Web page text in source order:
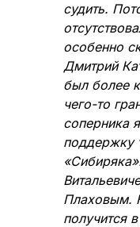
судить.
особенно
Дмитрий
был более
чего-то
соперника
поддержку
Плаховым.
получится